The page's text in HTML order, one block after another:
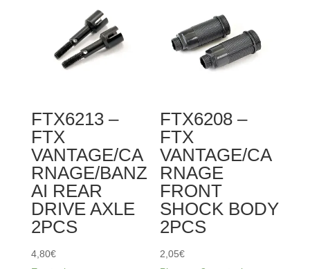
VANTAGE/CARNAGE/KANYON
SHOCK
SHAFT&PISTON
2SETS
FTX6213 –
FTX
VANTAGE/CA
RNAGE/BANZ
AI REAR
DRIVE AXLE
2PCS
4,80€
FTX6208 –
FTX
VANTAGE/CA
RNAGE
FRONT
SHOCK BODY
2PCS
2,05€